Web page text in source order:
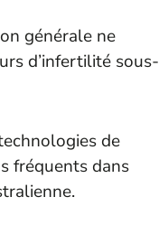
générale ne
d’infertilité sous-
de
fréquents dans